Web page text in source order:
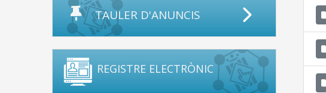
TAULER D'ANUNCIS
REGISTRE ELECTRÒNIC